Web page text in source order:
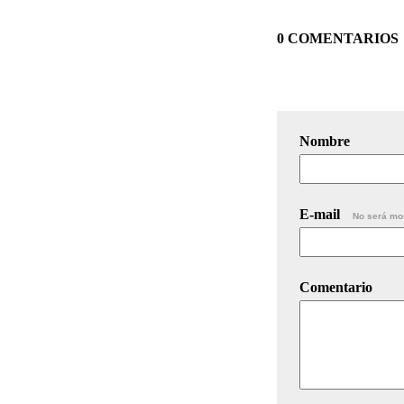
0 COMENTARIOS
Nombre
E-mail No será
Comentario